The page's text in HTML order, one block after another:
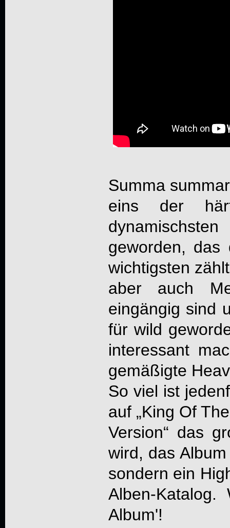
Summa
eins der
geworden,
wichtigsten
aber auch
eingängig sind
für wild
interessant
gemäßigte
So viel ist
auf „King Of
Version“ das
wird, das
sondern ein
Alben-Katalog.
Album'!